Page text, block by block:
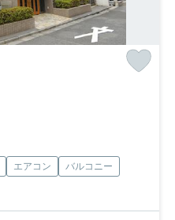
エアコン
バルコニー